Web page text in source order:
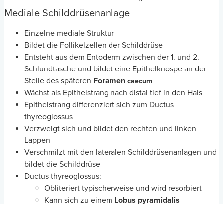
Mediale Schilddrüsenanlage
Einzelne mediale Struktur
Bildet die Follikelzellen der Schilddrüse
Entsteht aus dem Entoderm zwischen der 1. und 2.
Schlundtasche und bildet eine Epithelknospe an der
Stelle des späteren Foramen caecum
Wächst als Epithelstrang nach distal tief in den Hals
Epithelstrang differenziert sich zum Ductus
thyreoglossus
Verzweigt sich und bildet den rechten und linken
Lappen
Verschmilzt mit den lateralen Schilddrüsenanlagen und
bildet die Schilddrüse
Ductus thyreoglossus:
Obliteriert typischerweise und wird resorbiert
Kann sich zu einem Lobus pyramidalis